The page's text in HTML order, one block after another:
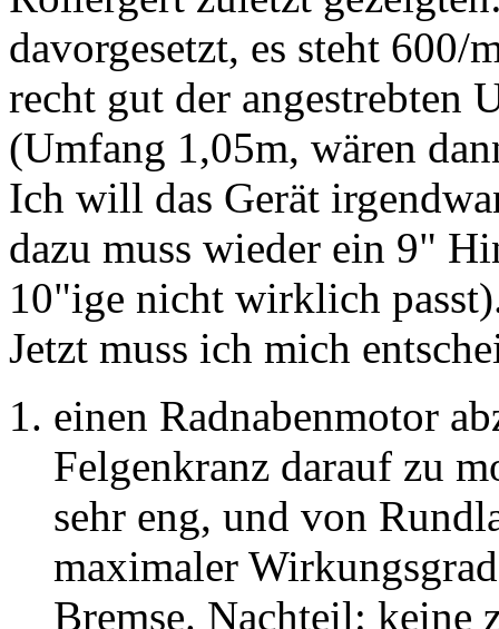
davorgesetzt, es steht 600/
recht gut der angestrebten
(Umfang 1,05m, wären
Ich will das Gerät
dazu muss wieder ein 9"
10"ige nicht wirklich
Jetzt muss ich mich
einen Radnabenmotor
Felgenkranz darauf zu
sehr eng, und von
maximaler
Bremse. Nachteil: keine